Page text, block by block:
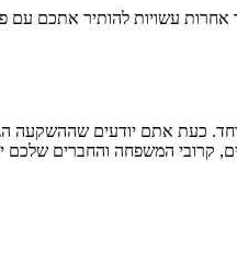
עשויות להותיר אתכם עם
כעת אתם יודעים שההשקעה
קרובי המשפחה והחברים שלכם